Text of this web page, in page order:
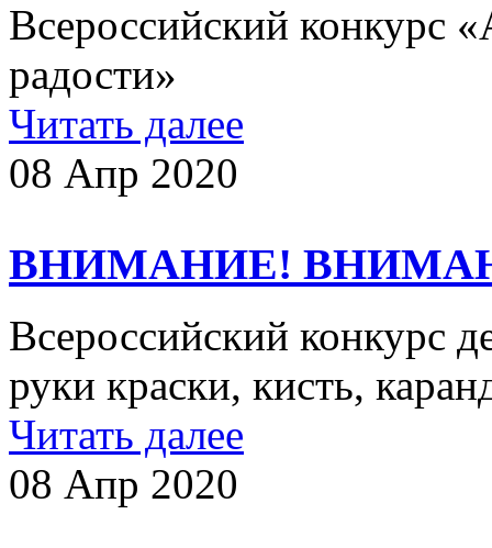
Всероссийский конкурс
радости»
Читать далее
08 Апр 2020
ВНИМАНИЕ!
Всероссийский конкурс
руки краски, кисть,
Читать далее
08 Апр 2020